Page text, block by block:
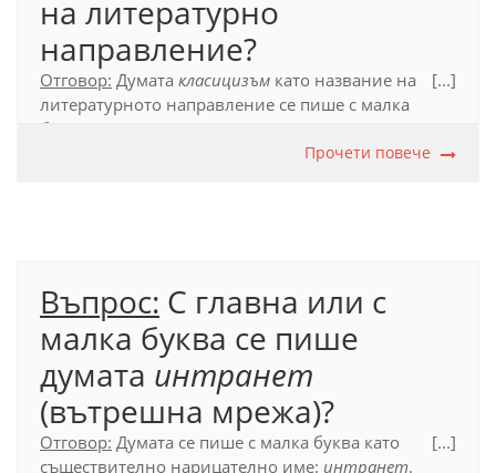
на литературно
направление?
Отговор: Думата класицизъм като название на
литературното направление се пише с малка
буква.
[...]
Прочети повече
Въпрос: С главна или с
малка буква се пише
думата интранет
(вътрешна мрежа)?
Отговор: Думата се пише с малка буква като
съществително нарицателно име: интранет.
[...]